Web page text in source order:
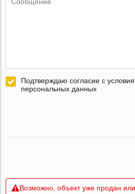
Подтверждаю согласие с
персональных данных
Возможно, объект уже продан